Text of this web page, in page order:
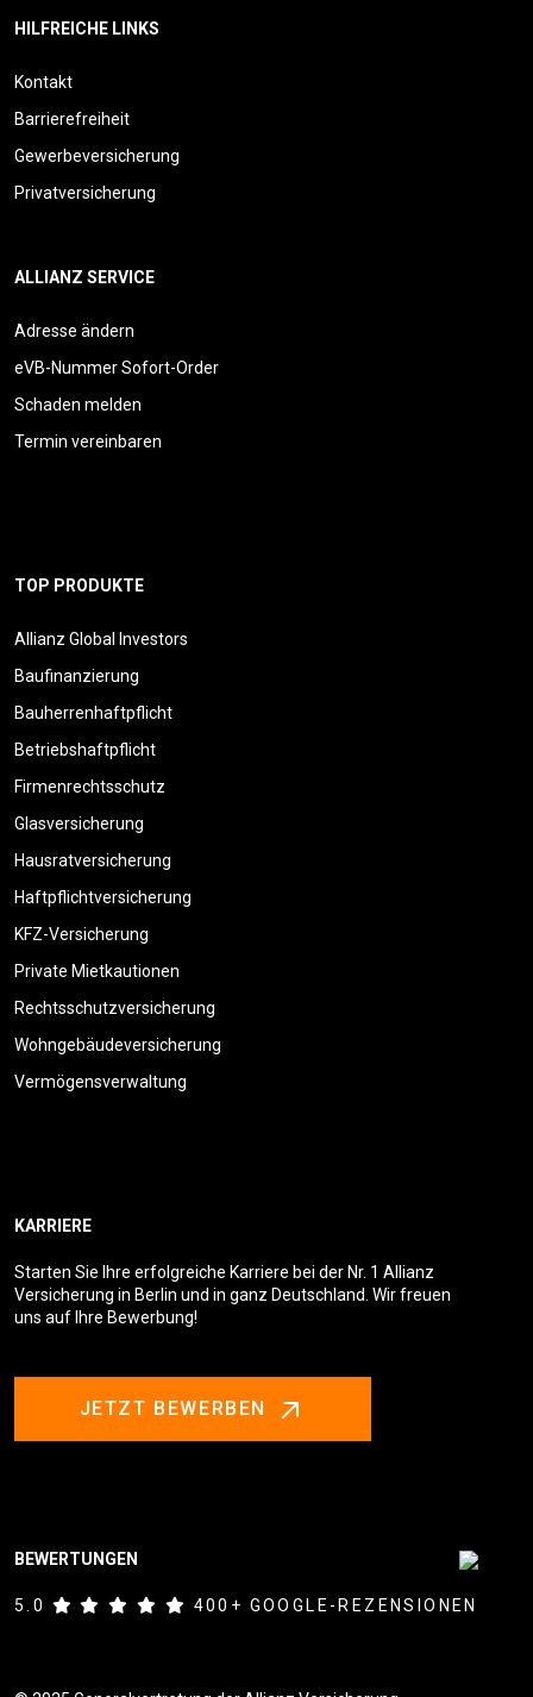
HILFREICHE LINKS
Kontakt
Barrierefreiheit
Gewerbeversicherung
Privatversicherung
ALLIANZ SERVICE
Adresse ändern
eVB-Nummer Sofort-Order
Schaden melden
Termin vereinbaren
TOP PRODUKTE
Allianz Global Investors
Baufinanzierung
Bauherrenhaftpflicht
Betriebshaftpflicht
Firmenrechtsschutz
Glasversicherung
Hausratversicherung
Haftpflichtversicherung
KFZ-Versicherung
Private Mietkautionen
Rechtsschutzversicherung
Wohngebäudeversicherung
Vermögensverwaltung
KARRIERE
Starten Sie Ihre erfolgreiche Karriere bei der Nr. 1 Allianz
Versicherung in Berlin und in ganz Deutschland. Wir freuen
uns auf Ihre Bewerbung!
JETZT BEWERBEN
BEWERTUNGEN
5.0 400+ GOOGLE-REZENSIONEN